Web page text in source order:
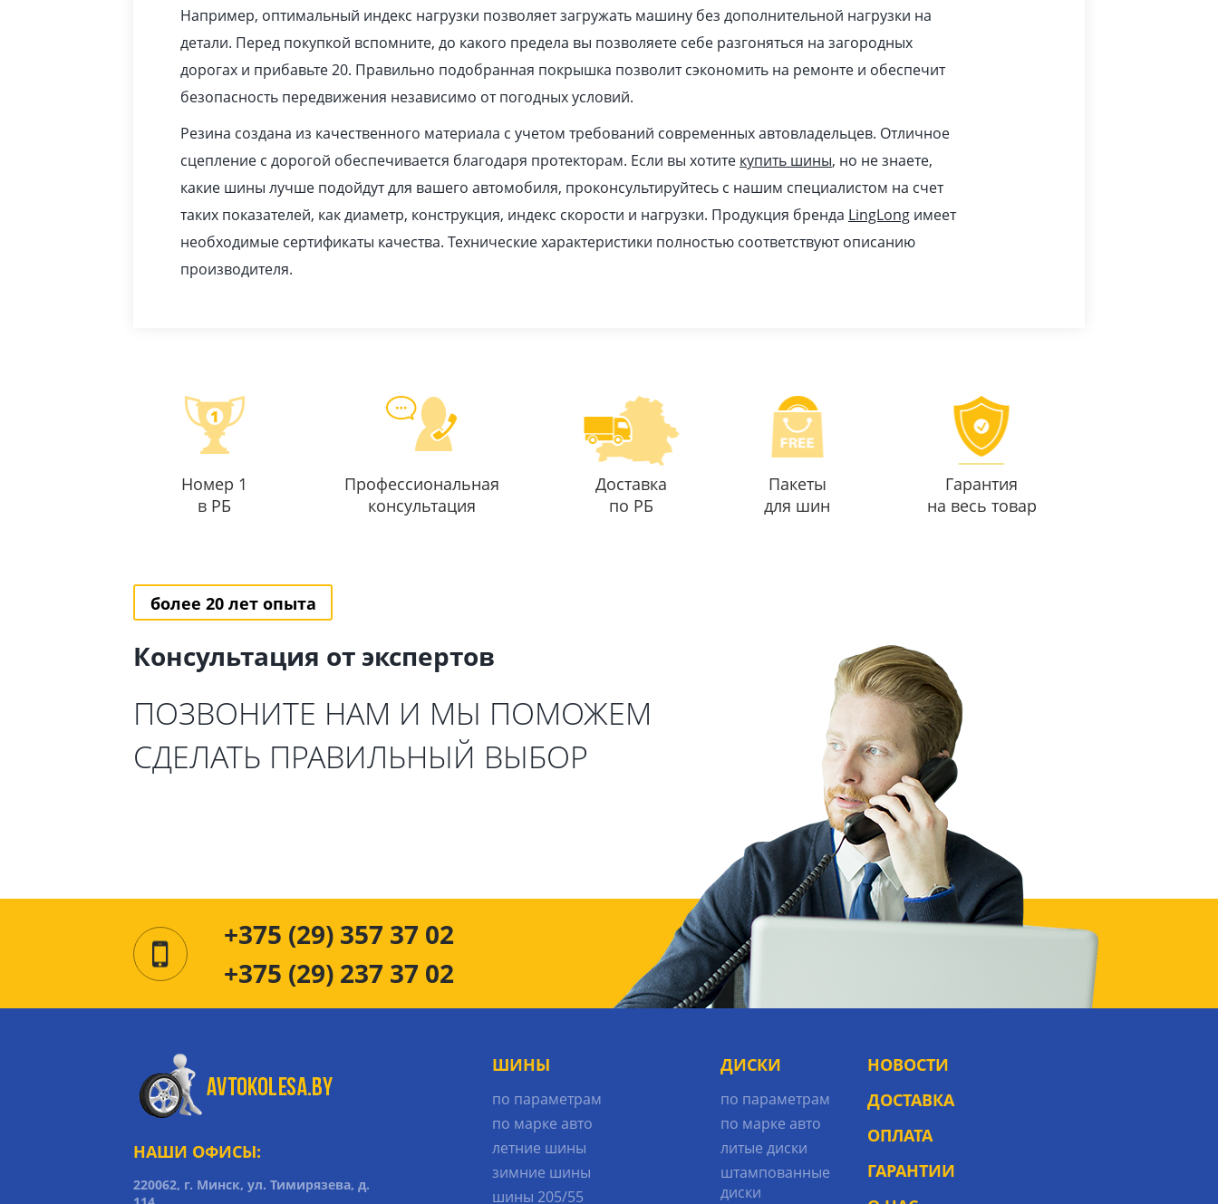
Например, оптимальный индекс нагрузки позволяет загружать машину без дополнительной нагрузки на
детали. Перед покупкой вспомните, до какого предела вы позволяете себе разгоняться на загородных
дорогах и прибавьте 20. Правильно подобранная покрышка позволит сэкономить на ремонте и обеспечит
безопасность передвижения независимо от погодных условий.
Резина создана из качественного материала с учетом требований современных автовладельцев. Отличное
сцепление с дорогой обеспечивается благодаря протекторам. Если вы хотите купить шины, но не знаете,
какие шины лучше подойдут для вашего автомобиля, проконсультируйтесь с нашим специалистом на счет
таких показателей, как диаметр, конструкция, индекс скорости и нагрузки. Продукция бренда LingLong имеет
необходимые сертификаты качества. Технические характеристики полностью соответствуют описанию
производителя.
Номер 1
в РБ
Профессиональная
консультация
Доставка
по РБ
Пакеты
для шин
Гарантия
на весь товар
более 20 лет опыта
Консультация от экспертов
ПОЗВОНИТЕ НАМ И МЫ ПОМОЖЕМ
СДЕЛАТЬ ПРАВИЛЬНЫЙ ВЫБОР
+375 (29) 357 37 02
+375 (29) 237 37 02
НАШИ ОФИСЫ:
220062, г. Минск, ул. Тимирязева, д.
ШИНЫ
по параметрам
по марке авто
летние шины
зимние шины
шины 205/55
ДИСКИ
по параметрам
по марке авто
литые диски
штампованные
диски
НОВОСТИ
ДОСТАВКА
ОПЛАТА
ГАРАНТИИ